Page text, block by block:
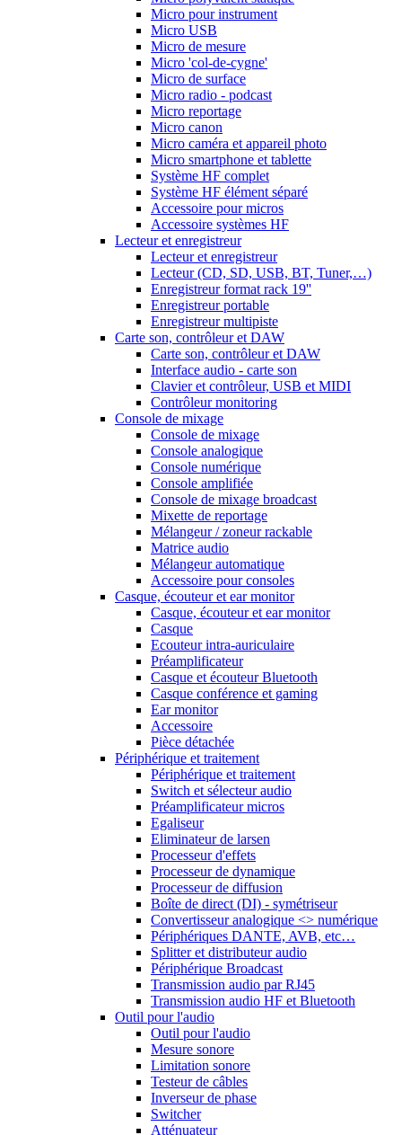
Micro pour instrument
Micro USB
Micro de mesure
Micro 'col-de-cygne'
Micro de surface
Micro radio - podcast
Micro reportage
Micro canon
Micro caméra et appareil photo
Micro smartphone et tablette
Système HF complet
Système HF élément séparé
Accessoire pour micros
Accessoire systèmes HF
Lecteur et enregistreur
Lecteur et enregistreur
Lecteur (CD, SD, USB, BT, Tuner,…)
Enregistreur format rack 19''
Enregistreur portable
Enregistreur multipiste
Carte son, contrôleur et DAW
Carte son, contrôleur et DAW
Interface audio - carte son
Clavier et contrôleur, USB et MIDI
Contrôleur monitoring
Console de mixage
Console de mixage
Console analogique
Console numérique
Console amplifiée
Console de mixage broadcast
Mixette de reportage
Mélangeur / zoneur rackable
Matrice audio
Mélangeur automatique
Accessoire pour consoles
Casque, écouteur et ear monitor
Casque, écouteur et ear monitor
Casque
Ecouteur intra-auriculaire
Préamplificateur
Casque et écouteur Bluetooth
Casque conférence et gaming
Ear monitor
Accessoire
Pièce détachée
Périphérique et traitement
Périphérique et traitement
Switch et sélecteur audio
Préamplificateur micros
Egaliseur
Eliminateur de larsen
Processeur d'effets
Processeur de dynamique
Processeur de diffusion
Boîte de direct (DI) - symétriseur
Convertisseur analogique <> numérique
Périphériques DANTE, AVB, etc…
Splitter et distributeur audio
Périphérique Broadcast
Transmission audio par RJ45
Transmission audio HF et Bluetooth
Outil pour l'audio
Outil pour l'audio
Mesure sonore
Limitation sonore
Testeur de câbles
Inverseur de phase
Switcher
Atténuateur